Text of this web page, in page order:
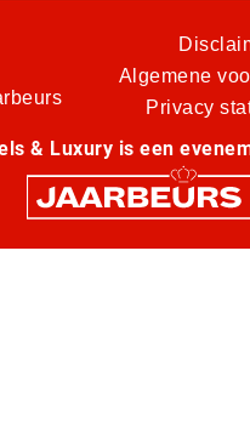
Algemene
Privacy
& Luxury is een